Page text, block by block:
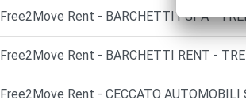
Free2Move Rent - BARCHETTI1 SPA -
Free2Move Rent - BARCHETTI RENT -
Free2Move Rent - CECCATO AUTOMOBILI